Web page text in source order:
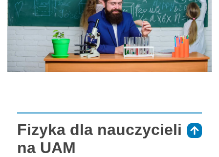
Fizyka dla nauczycieli
na UAM